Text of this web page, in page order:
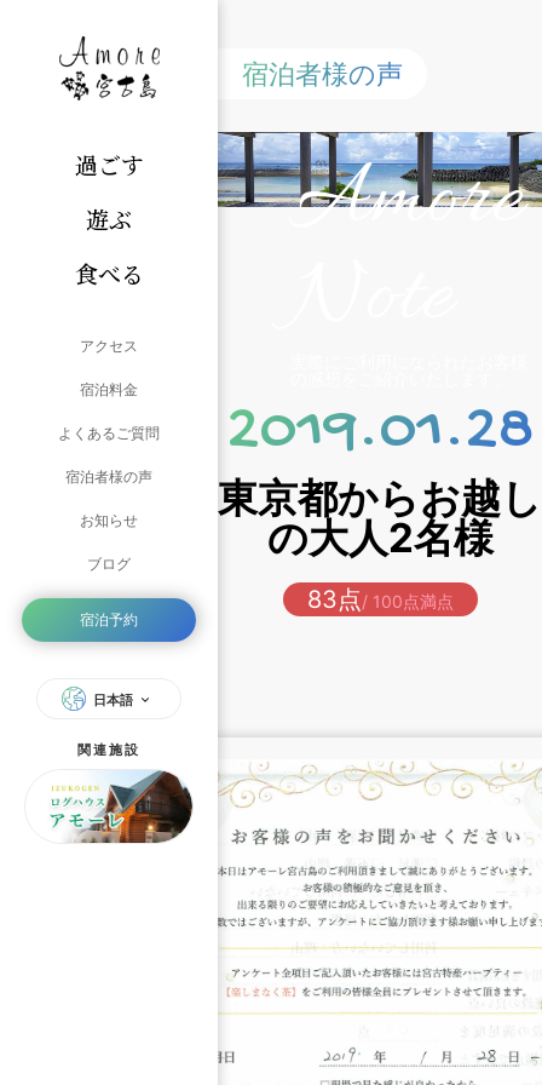
過ごす
遊ぶ
食べる
アクセス
宿泊料金
よくあるご質問
宿泊者様の声
お知らせ
ブログ
宿泊予約
日本語
関連施設
宿泊者様の声
Amore
2019.01.28
東京都からお越し
の大人2名様
83点/ 100点満点